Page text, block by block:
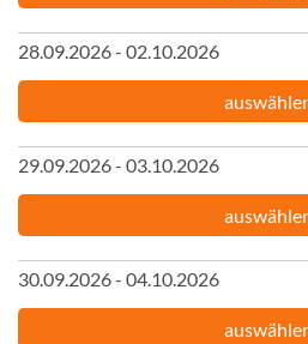
28.09.2026 - 02.10.2026
29.09.2026 - 03.10.2026
30.09.2026 - 04.10.2026